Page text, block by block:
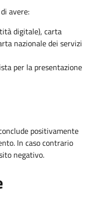
avere:
digitale), carta
nazionale dei servizi
per la presentazione
positivamente
In caso contrario
negativo.